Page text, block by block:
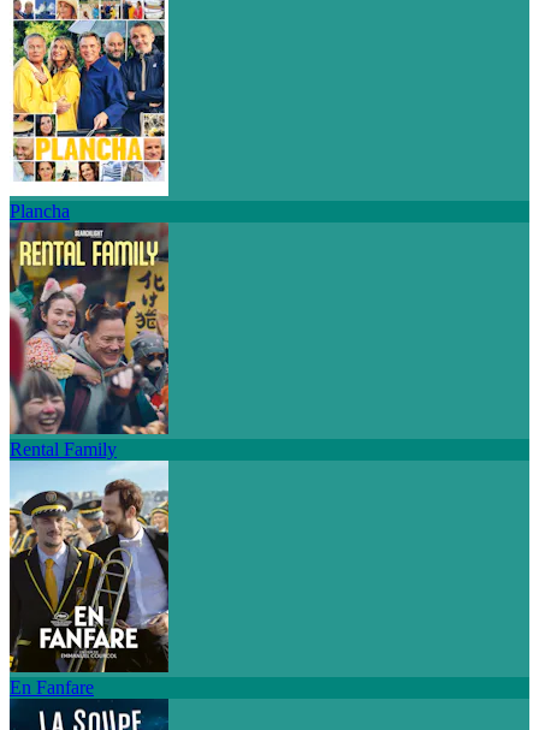
Plancha
Rental Family
En Fanfare